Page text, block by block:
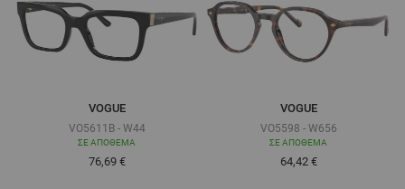
VOGUE
VO5611B - W44
ΣΕ ΑΠΌΘΕΜΑ
Τόσο χαμηλά όσο
76,69 €
VOGUE
VO5598 - W656
ΣΕ ΑΠΌΘΕΜΑ
Τόσο χαμηλά όσο
64,42 €